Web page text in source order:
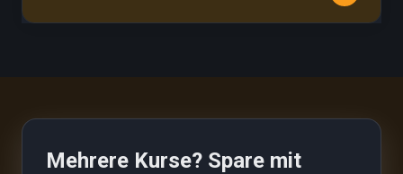
Mehrere Kurse? Spare mit